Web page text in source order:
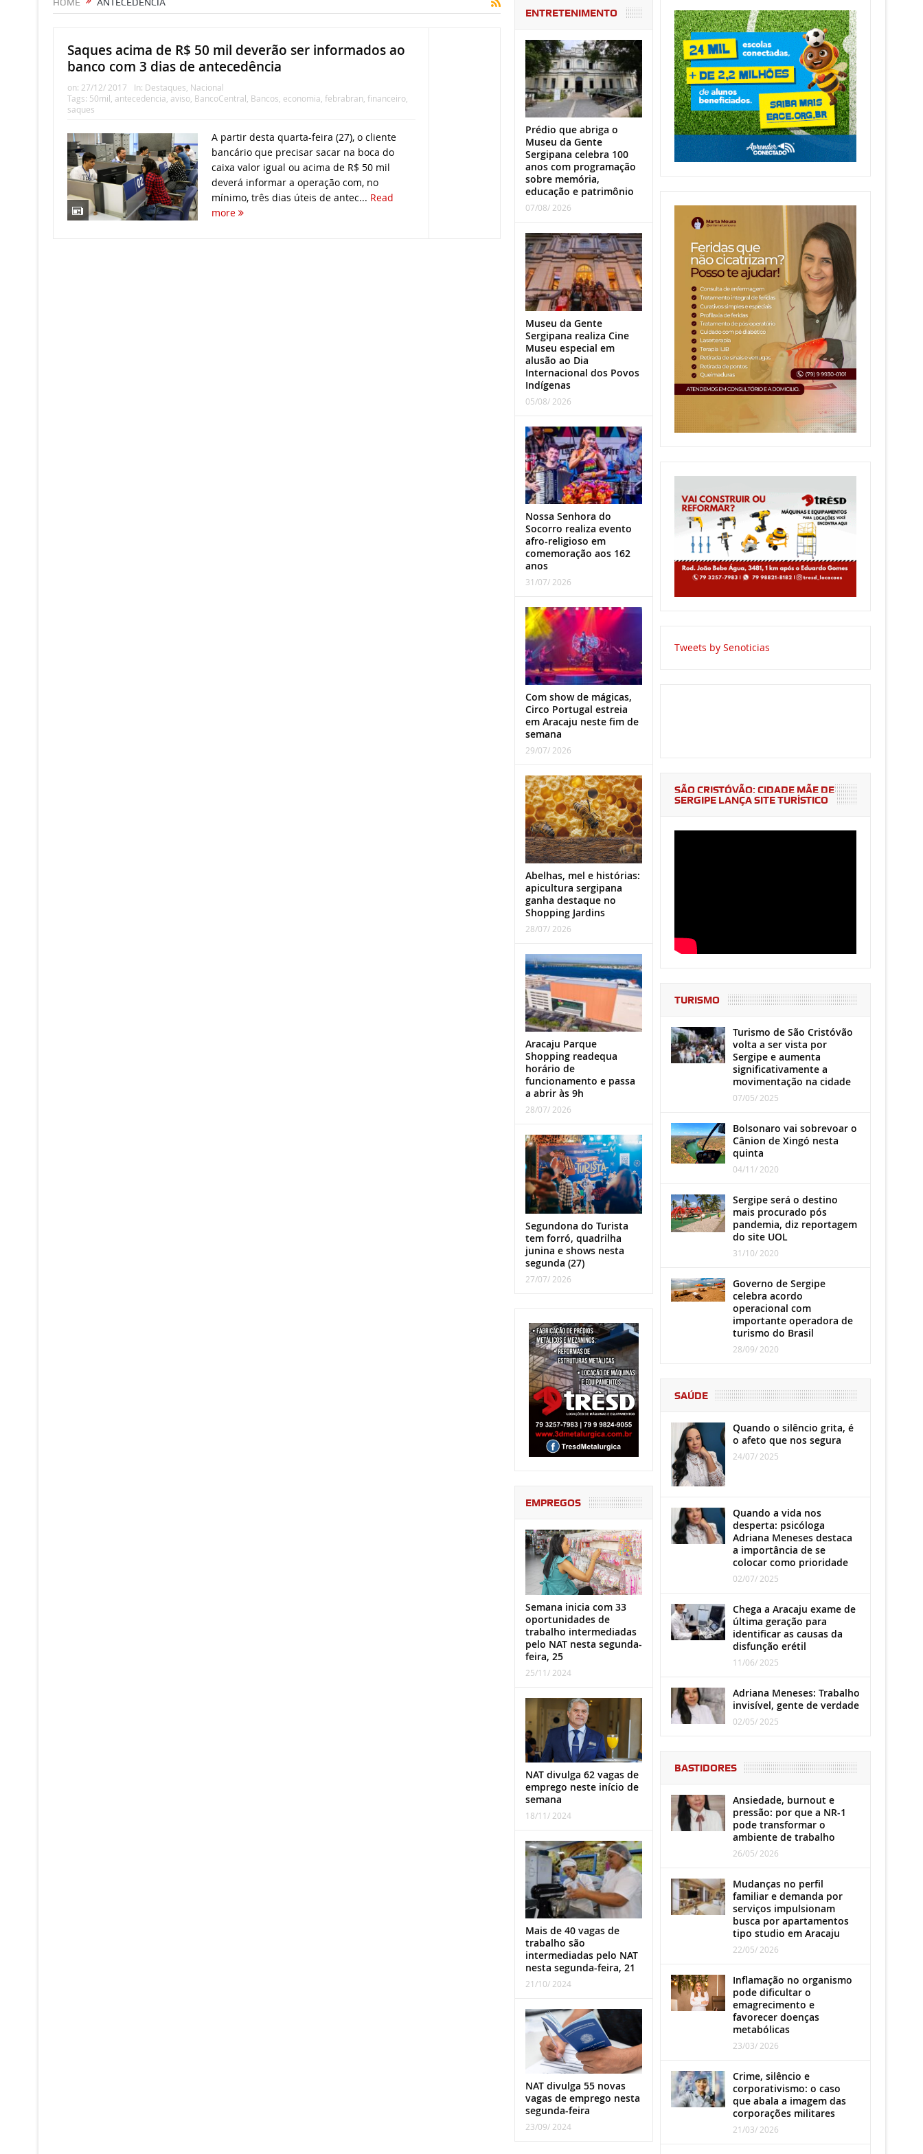
Saques acima de R$ 50 mil deverão ser informados ao
banco com 3 dias de antecedência
on: 27/12/ 2017 In: Destaques Nacional
Tags: 50mil antecedencia aviso, BancoCentral Bancos economia febrabran financeiro,
saques
A partir desta quarta-feira (27), o cliente
bancário que precisar sacar na boca do
caixa valor igual ou acima de R$ 50 mil
deverá informar a operação com, no
mínimo, três dias úteis de antec... Read
more
ENTRETENIMENTO
Prédio que abriga o
Museu da Gente
Sergipana celebra 100
anos com programação
sobre memória,
educação e patrimônio
07/08/ 2026
Museu da Gente
Sergipana realiza Cine
Museu especial em
alusão ao Dia
Internacional dos Povos
Indígenas
05/08/ 2026
Nossa Senhora do
Socorro realiza evento
afro-religioso em
comemoração aos 162
anos
31/07/ 2026
Com show de mágicas,
Circo Portugal estreia
em Aracaju neste fim de
semana
29/07/ 2026
Abelhas, mel e histórias:
apicultura sergipana
ganha destaque no
Shopping Jardins
28/07/ 2026
Aracaju Parque
Shopping readequa
horário de
funcionamento e passa
a abrir às 9h
28/07/ 2026
Segundona do Turista
tem forró, quadrilha
junina e shows nesta
segunda (27)
27/07/ 2026
EMPREGOS
Semana inicia com 33
oportunidades de
trabalho intermediadas
pelo NAT nesta segunda-
feira, 25
25/11/ 2024
NAT divulga 62 vagas de
emprego neste início de
semana
18/11/ 2024
Mais de 40 vagas de
trabalho são
intermediadas pelo NAT
nesta segunda-feira, 21
21/10/ 2024
NAT divulga 55 novas
vagas de emprego nesta
segunda-feira
23/09/ 2024
Tweets by Senoticias
SÃO CRISTÓVÃO: CIDADE MÃE DE
SERGIPE LANÇA SITE TURÍSTICO
TURISMO
Turismo de São Cristóvão
volta a ser vista por
Sergipe e aumenta
significativamente a
movimentação na cidade
07/05/ 2025
Bolsonaro vai sobrevoar o
Cânion de Xingó nesta
quinta
04/11/ 2020
Sergipe será o destino
mais procurado pós
pandemia, diz reportagem
do site UOL
31/10/ 2020
Governo de Sergipe
celebra acordo
operacional com
importante operadora de
turismo do Brasil
28/09/ 2020
SAÚDE
Quando o silêncio grita, é
o afeto que nos segura
24/07/ 2025
Quando a vida nos
desperta: psicóloga
Adriana Meneses destaca
a importância de se
colocar como prioridade
02/07/ 2025
Chega a Aracaju exame de
última geração para
identificar as causas da
disfunção erétil
11/06/ 2025
Adriana Meneses: Trabalho
invisível, gente de verdade
02/05/ 2025
BASTIDORES
Ansiedade, burnout e
pressão: por que a NR-1
pode transformar o
ambiente de trabalho
26/05/ 2026
Mudanças no perfil
familiar e demanda por
serviços impulsionam
busca por apartamentos
tipo studio em Aracaju
22/05/ 2026
Inflamação no organismo
pode dificultar o
emagrecimento e
favorecer doenças
metabólicas
23/03/ 2026
Crime, silêncio e
corporativismo: o caso
que abala a imagem das
corporações militares
21/03/ 2026